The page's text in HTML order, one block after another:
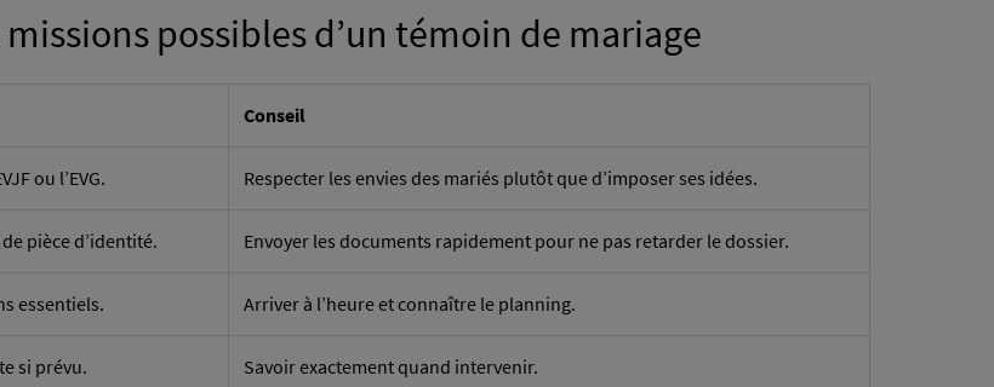
possibles d’un témoin de mariage
Conseil
ou l’EVG. Respecter les envies des mariés plutôt que d’imposer ses idées.
pièce d’identité. Envoyer les documents rapidement pour ne pas retarder le dossier.
essentiels. Arriver à l’heure et connaître le planning.
si prévu. Savoir exactement quand intervenir.